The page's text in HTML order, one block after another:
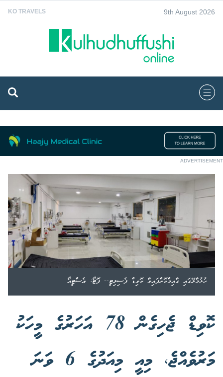
KO TRAVELS 9th August 2026
ADVERTISEMENT
ހުޅުމާލޭގައި ގާއިމްކޮށްފައިވާ ކޮވިޑް ފެސިލިޓީ-- ފޮޓޯ: އެސްޓީއޯ
ކޮވިޑް ޖެހިގެން 78 އަހަރުގެ މީހަކު
މަރުވެއްޖެ، މިއީ މިއަދުގެ 6 ވަނަ